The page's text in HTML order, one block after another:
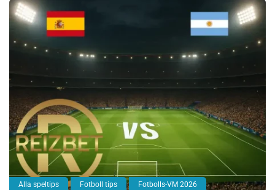
Alla speltips Fotboll tips Fotbolls-VM 2026